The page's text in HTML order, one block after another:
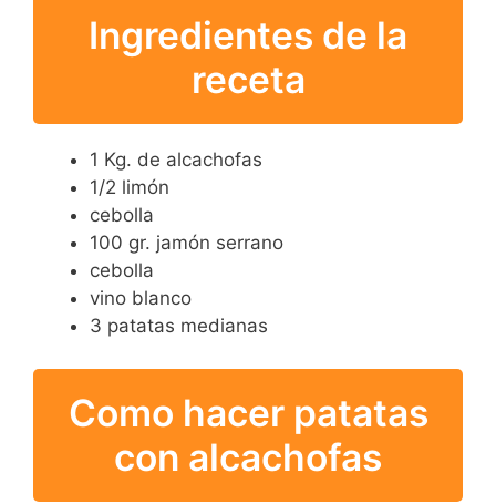
Ingredientes de la
receta
1 Kg. de alcachofas
1/2 limón
cebolla
100 gr. jamón serrano
cebolla
vino blanco
3 patatas medianas
Como hacer patatas
con alcachofas